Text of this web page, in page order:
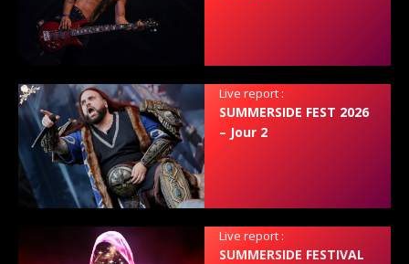
Live report :
SUMMERSIDE FEST 2026
– Jour 2
Live report :
SUMMERSIDE FESTIVAL